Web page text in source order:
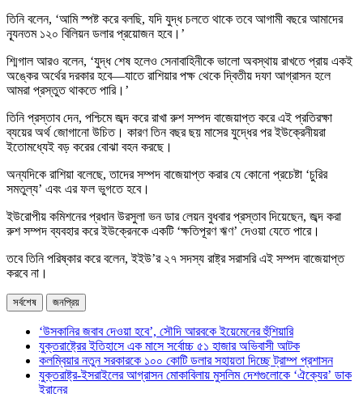
তিনি বলেন, ‘আমি স্পষ্ট করে বলছি, যদি যুদ্ধ চলতে থাকে তবে আগামী বছরে আমাদের
ন্যূনতম ১২০ বিলিয়ন ডলার প্রয়োজন হবে।’
শ্মিগাল আরও বলেন, ‘যুদ্ধ শেষ হলেও সেনাবাহিনীকে ভালো অবস্থায় রাখতে প্রায় একই
অঙ্কের অর্থের দরকার হবে—যাতে রাশিয়ার পক্ষ থেকে দ্বিতীয় দফা আগ্রাসন হলে
আমরা প্রস্তুত থাকতে পারি।’
তিনি প্রস্তাব দেন, পশ্চিমে জব্দ করে রাখা রুশ সম্পদ বাজেয়াপ্ত করে এই প্রতিরক্ষা
ব্যয়ের অর্থ জোগানো উচিত। কারণ তিন বছর ছয় মাসের যুদ্ধের পর ইউক্রেনীয়রা
ইতোমধ্যেই বড় করের বোঝা বহন করছে।
অন্যদিকে রাশিয়া বলেছে, তাদের সম্পদ বাজেয়াপ্ত করার যে কোনো প্রচেষ্টা ‘চুরির
সমতুল্য’ এবং এর ফল ভুগতে হবে।
ইউরোপীয় কমিশনের প্রধান উরসুলা ভন ডার লেয়ন বুধবার প্রস্তাব দিয়েছেন, জব্দ করা
রুশ সম্পদ ব্যবহার করে ইউক্রেনকে একটি ‘ক্ষতিপূরণ ঋণ’ দেওয়া যেতে পারে।
তবে তিনি পরিষ্কার করে বলেন, ইইউ’র ২৭ সদস্য রাষ্ট্র সরাসরি এই সম্পদ বাজেয়াপ্ত
করবে না।
সর্বশেষ জনপ্রিয়
‘উসকানির জবাব দেওয়া হবে’, সৌদি আরবকে ইয়েমেনের হুঁশিয়ারি
যুক্তরাষ্ট্রের ইতিহাসে এক মাসে সর্বোচ্চ ৫১ হাজার অভিবাসী আটক
কলম্বিয়ার নতুন সরকারকে ১০০ কোটি ডলার সহায়তা দিচ্ছে ট্রাম্প প্রশাসন
যুক্তরাষ্ট্র-ইসরাইলের আগ্রাসন মোকাবিলায় মুসলিম দেশগুলোকে ‘ঐক্যের’ ডাক
ইরানের